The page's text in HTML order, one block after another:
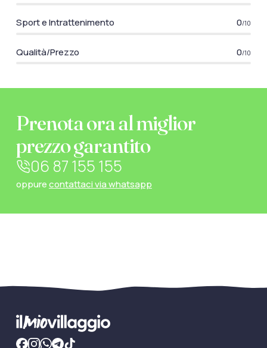
Sport e Intrattenimento 0/10
Qualità/Prezzo 0/10
Prenota ora al miglior
prezzo garantito
06 87 155 155
oppurecontattaci via whatsapp